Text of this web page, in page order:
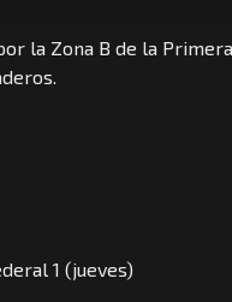
la Zona B de la
1 (jueves)